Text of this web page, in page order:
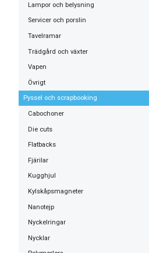
Lampor och belysning
Servicer och porslin
Tavelramar
Trädgård och växter
Vapen
Övrigt
Pyssel och scrapbooking
Cabochoner
Die cuts
Flatbacks
Fjärilar
Kugghjul
Kylskåpsmagneter
Nanotejp
Nyckelringar
Nycklar